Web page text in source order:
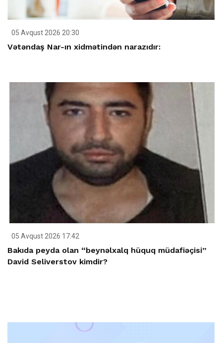
05 Avqust 2026 20:30
Vətəndaş Nar-ın xidmətindən narazıdır:
05 Avqust 2026 17:42
Bakıda peyda olan “beynəlxalq hüquq müdafiəçisi”
David Seliverstov kimdir?